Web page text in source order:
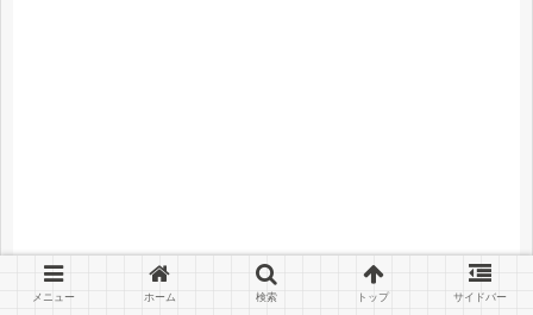
メニュー ホーム 検索 トップ サイドバー